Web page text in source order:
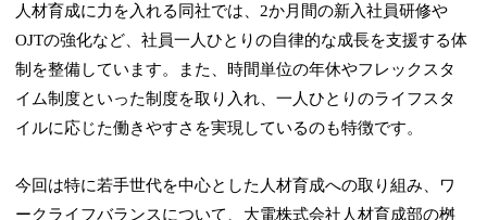
人材育成に力を入れる同社では、2か月間の新入社員研修や
OJTの強化など、社員一人ひとりの自律的な成長を支援する体
制を整備しています。また、時間単位の年休やフレックスタ
イム制度といった制度を取り入れ、一人ひとりのライフスタ
イルに応じた働きやすさを実現しているのも特徴です。
今回は特に若手世代を中心とした人材育成への取り組み、ワ
ークライフバランスについて、大電株式会社人材育成部の桝